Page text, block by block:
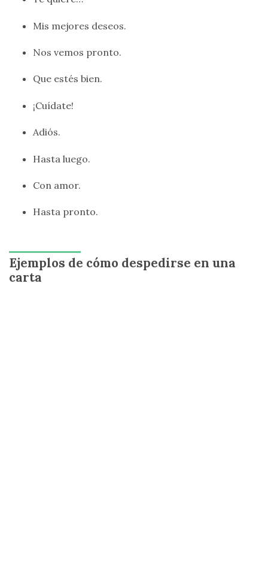
Mis mejores deseos.
Nos vemos pronto.
Que estés bien.
¡Cuídate!
Adiós.
Hasta luego.
Con amor.
Hasta pronto.
Ejemplos de cómo despedirse en una
carta